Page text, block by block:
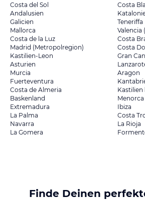
Costa del Sol
Costa
Andalusien
Galicien
Teneriffa
Mallorca
Valencia
Costa de la Luz
Costa
Madrid (Metropolregion)
Costa
Kastilien-Leon
Gran
Asturien
Murcia
Aragon
Fuerteventura
Costa de Almeria
Kastilien
Baskenland
Menorca
Extremadura
Ibiza
La Palma
Costa
Navarra
La Rioja
La Gomera
Finde Deinen